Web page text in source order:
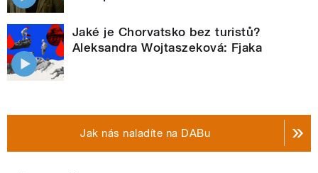
Jaké je Chorvatsko bez turistů?
Aleksandra Wojtaszeková: Fjaka
Jak nás naladíte na DABu